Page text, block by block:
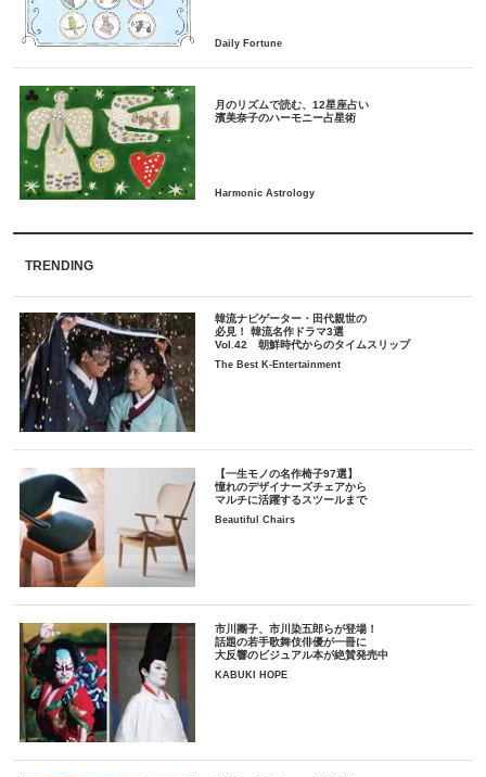
月のリズムで読む、12星座占い
TRENDING
韓流ナビゲーター・田代親世の
必見！ 韓流名作ドラマ3選
Vol.42 朝鮮時代からのタイムスリップ
The Best K-Entertainment
【一生モノの名作椅子97選】
憧れのデザイナーズチェアから
マルチに活躍するスツールまで
Beautiful Chairs
市川團子、市川染五郎らが登場！
話題の若手歌舞伎俳優が一冊に
大反響のビジュアル本が絶賛発売中
KABUKI HOPE